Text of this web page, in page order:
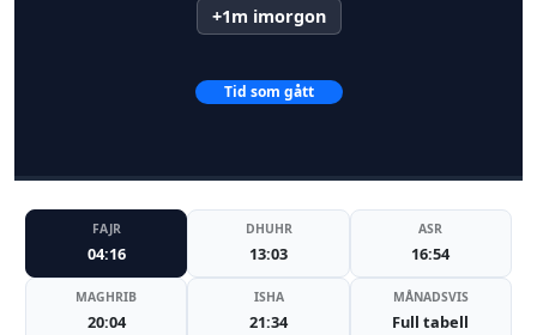
+1m imorgon
Tid som gått
FAJR
04:16
DHUHR
13:03
ASR
16:54
MAGHRIB
20:04
ISHA
21:34
MÅNADSVIS
Full tabell